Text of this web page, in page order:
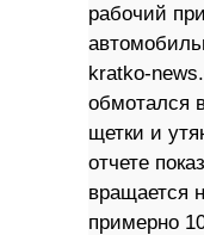
рабочий
kratko-
обмотался
щетки и
отчете
вращается
примерно